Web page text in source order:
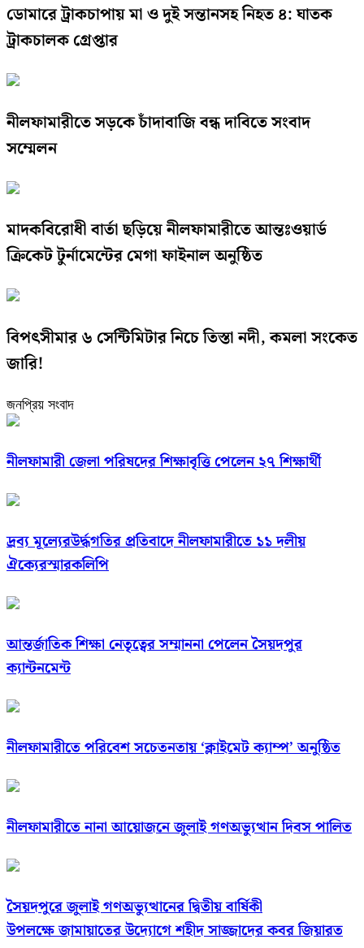
ডোমারে ট্রাকচাপায় মা ও দুই সন্তানসহ নিহত ৪: ঘাতক
ট্রাকচালক গ্রেপ্তার
নীলফামারীতে সড়কে চাঁদাবাজি বন্ধ দাবিতে সংবাদ
সম্মেলন
মাদকবিরোধী বার্তা ছড়িয়ে নীলফামারীতে আন্তঃওয়ার্ড
ক্রিকেট টুর্নামেন্টের মেগা ফাইনাল অনুষ্ঠিত
বিপৎসীমার ৬ সেন্টিমিটার নিচে তিস্তা নদী, কমলা সংকেত
জারি!
জনপ্রিয় সংবাদ
নীলফামারী জেলা পরিষদের শিক্ষাবৃত্তি পেলেন ২৭ শিক্ষার্থী
দ্রব্য মূল্যেরউর্দ্ধগতির প্রতিবাদে নীলফামারীতে ১১ দলীয়
ঐক্যেরস্মারকলিপি
আন্তর্জাতিক শিক্ষা নেতৃত্বের সম্মাননা পেলেন সৈয়দপুর
ক্যান্টনমেন্ট
নীলফামারীতে পরিবেশ সচেতনতায় ‘ক্লাইমেট ক্যাম্প’ অনুষ্ঠিত
নীলফামারীতে নানা আয়োজনে জুলাই গণঅভ্যুত্থান দিবস পালিত
সৈয়দপুরে জুলাই গণঅভ্যুত্থানের দ্বিতীয় বার্ষিকী
উপলক্ষে জামায়াতের উদ্যোগে শহীদ সাজ্জাদের কবর জিয়ারত